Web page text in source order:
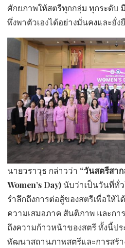
ศักยภาพให้สตรีทุกกลุ่ม ทุกระดับ
พึ่งพาตัวเองได้อย่างมั่นคงและยั่ง
นายวราวุธ กล่าวว่า “วันสตรีสา
Women’s Day) นับว่าเป็นวันที่ทั่
รำลึกถึงการต่อสู้ของสตรีเพื่อให้
ความเสมอภาค สันติภาพ และก
ถึงความก้าวหน้าของสตรี ทั้งนี้ปร
พัฒนาสถานภาพสตรีและการสร้า